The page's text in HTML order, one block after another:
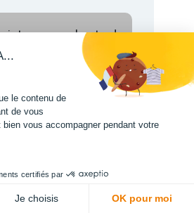
pour plus tard
le contenu de
de vous
vous accompagner pendant votre
certifiés par
Je choisis OK pour moi